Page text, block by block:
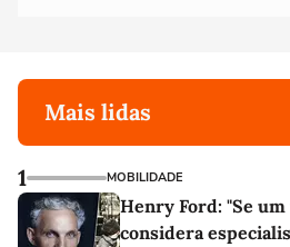
Mais lidas
1 MOBILIDADE
Henry Ford: "Se
considera